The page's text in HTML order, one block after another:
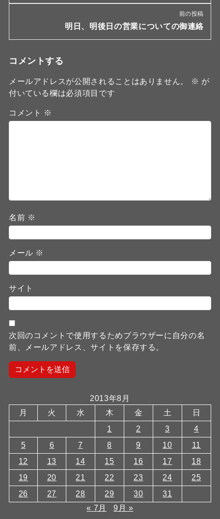
前の投稿
明日、明後日の営業についての御連絡
コメントする
メールアドレスが公開されることはありません。 ※ が
付いている欄は必須項目です
コメント ※
名前 ※
メール ※
サイト
次回のコメントで使用するためブラウザーに自分の名
前、メールアドレス、サイトを保存する。
2013年8月
月
火 水 木 金 土
日
1
2 3
4
5
6 7 8 9 10
11
12
13 14 15 16 17
18
19
20 21 22 23 24
25
26
27 28 29 30
31
« 7月
9月 »